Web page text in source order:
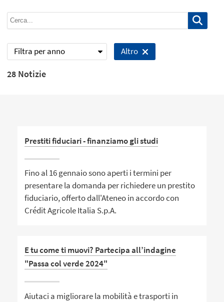
Filtra per anno Altro
28 Notizie
Prestiti fiduciari - finanziamo gli studi
Fino al 16 gennaio sono aperti i termini per
presentare la domanda per richiedere un prestito
fiduciario, offerto dall'Ateneo in accordo con
Crédit Agricole Italia S.p.A.
E tu come ti muovi? Partecipa all’indagine
"Passa col verde 2024"
Aiutaci a migliorare la mobilità e trasporti in